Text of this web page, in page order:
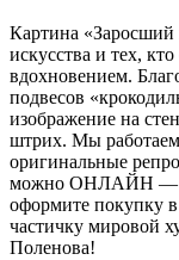
Картина
искусства и тех,
вдохновением.
подвесов
изображение на
штрих. Мы работаем
оригинальные
можно ОНЛАЙН —
оформите покупку
частичку мировой
Поленова!